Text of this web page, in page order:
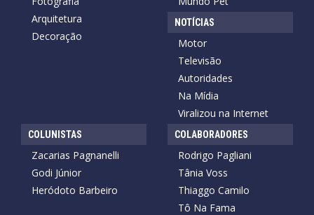
Arquitetura
Decoração
NOTÍCIAS
Motor
Televisão
Autoridades
Na Mídia
Viralizou na Internet
COLUNISTAS
Zacarias Pagnanelli
Godi Júnior
Heródoto Barbeiro
COLABORADORES
Rodrigo Pagliani
Tânia Voss
Thiaggo Camilo
Tô Na Fama